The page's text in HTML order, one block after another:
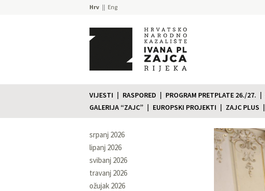
Hrv Eng
VIJESTI RASPORED PROGRAM PRETPLATE 26./27.
GALERIJA “ZAJC”
EUROPSKI PROJEKTI ZAJC PLUS
srpanj 2026
lipanj 2026
svibanj 2026
travanj 2026
ožujak 2026